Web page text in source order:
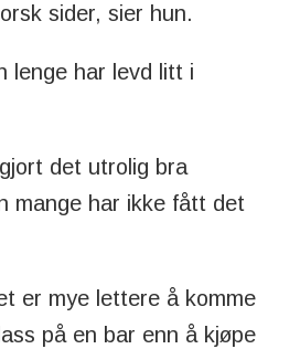
sider, sier hun.
lenge har levd litt i
det utrolig bra
mange har ikke fått det
er mye lettere å komme
på en bar enn å kjøpe